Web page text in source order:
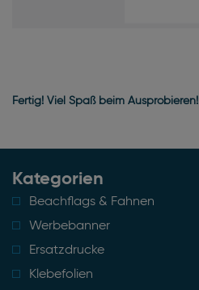
Fertig! Viel Spaß beim Ausprobieren!
Kategorien
Beachflags & Fahnen
Werbebanner
Ersatzdrucke
Klebefolien